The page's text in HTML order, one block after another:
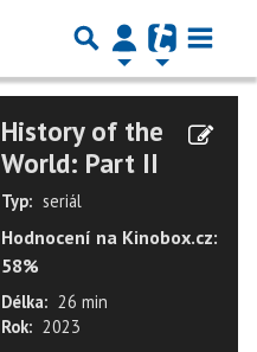
History of the
World: Part II
Typ: seriál
Hodnocení na Kinobox.cz:
58%
Délka: 26 min
Rok: 2023